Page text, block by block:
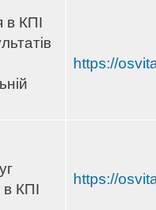
в КПІ
https://
КПІ
https://